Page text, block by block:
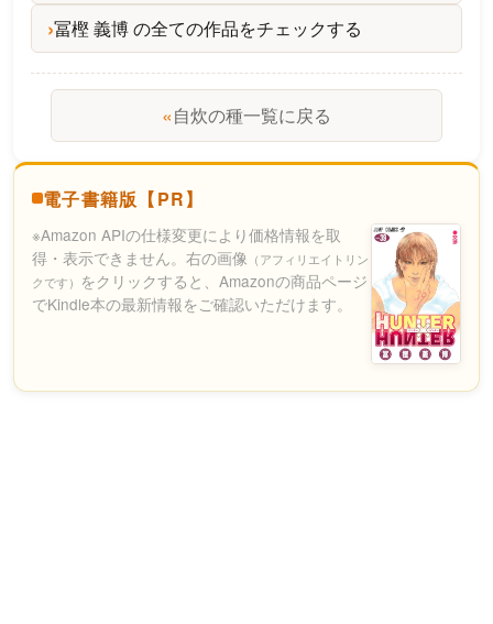
冨樫 義博 の全ての作品をチェックする
«自炊の種一覧に戻る
電子書籍版【PR】
※Amazon APIの仕様変更により価格情報を取
得・表示できません。右の画像 （アフィリエイトリン
クです） をクリックすると、Amazonの商品ページ
でKindle本の最新情報をご確認いただけます。